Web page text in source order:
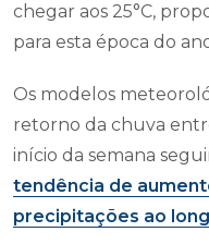
chegar aos 25°C,
para esta época do
Os modelos
retorno da chuva
início da semana
tendência de
precipitações ao